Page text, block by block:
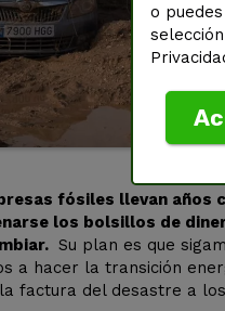
fósiles llevan años
los bolsillos de
Su plan es que
a hacer la transición
factura del desastre a
o